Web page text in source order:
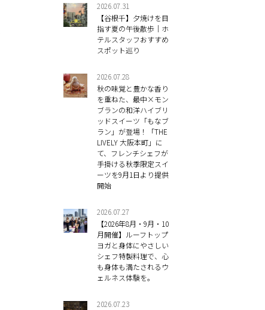
2026.07.31
【谷根千】夕焼けを目
指す夏の午後散歩｜ホ
テルスタッフおすすめ
スポット巡り
2026.07.28
秋の味覚と豊かな香り
を重ねた、最中×モン
ブランの和洋ハイブリ
ッドスイーツ「もなブ
ラン」が登場！「THE
LIVELY 大阪本町」に
て、フレンチシェフが
手掛ける秋季限定スイ
ーツを9月1日より提供
開始
2026.07.27
【2026年8月・9月・10
月開催】ルーフトップ
ヨガと身体にやさしい
シェフ特製料理で、心
も身体も満たされるウ
ェルネス体験を。
2026.07.23